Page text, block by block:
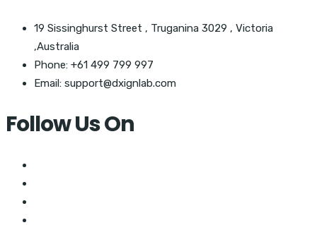
19 Sissinghurst Street , Truganina 3029 , Victoria
,Australia
Phone: +61 499 799 997
Email: support@dxignlab.com
Follow Us On